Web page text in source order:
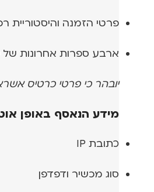
פרטי הזמנה והיסטוריית
ארבע ספרות אחרונות של
יובהר כי פרטי כרטיס
מידע הנאסף באופן
כתובת IP
סוג מכשיר ודפדפן